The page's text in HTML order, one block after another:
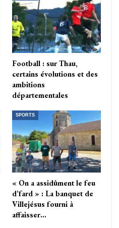
Football : sur Thau,
certains évolutions et des
ambitions
départementales
SPORTS
« On a assidûment le feu
d’fard » : La banquet de
Villejésus fourni à
affaisser…